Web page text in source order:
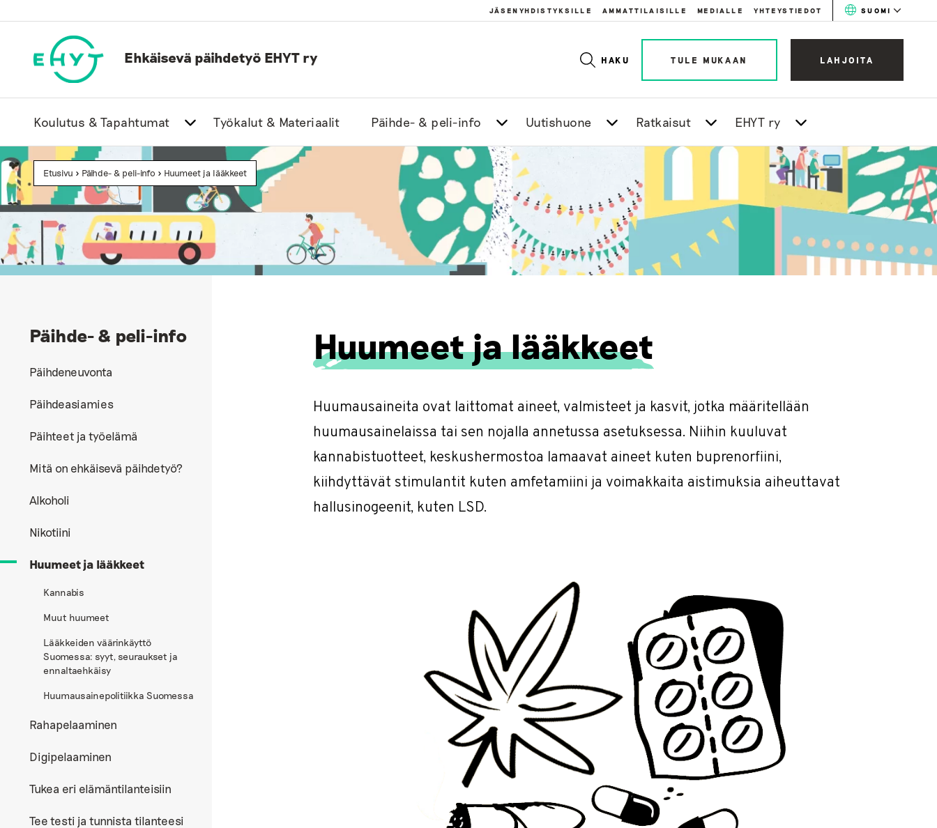
to
JÄSENYHDISTYKSILLE AMMATTILAISILLE MEDIALLE YHTEYSTIEDOT SUOMI
Ehkäisevä päihdetyö EHYT ry HAKU TULE MUKAAN LAHJOITA
Koulutus & Tapahtumat Työkalut & Materiaalit Päihde- & peli-info Uutishuone Ratkaisut EHYT ry
Etusivu > Päihde- & peli-info > Huumeet ja lääkkeet
Päihde- & peli-info
Päihdeneuvonta
Päihdeasiamies
Päihteet ja työelämä
Mitä on ehkäisevä päihdetyö?
Alkoholi
Nikotiini
Huumeet ja lääkkeet
Kannabis
Muut huumeet
Lääkkeiden väärinkäyttö
Suomessa: syyt, seuraukset ja
ennaltaehkäisy
Huumausainepolitiikka Suomessa
Rahapelaaminen
Digipelaaminen
Tukea eri elämäntilanteisiin
Tee testi ja tunnista tilanteesi
Huumeet ja lääkkeet
Huumausaineita ovat laittomat aineet, valmisteet ja kasvit, jotka määritellään
huumausainelaissa tai sen nojalla annetussa asetuksessa. Niihin kuuluvat
kannabistuotteet, keskushermostoa lamaavat aineet kuten buprenorfiini,
kiihdyttävät stimulantit kuten amfetamiini ja voimakkaita aistimuksia aiheuttavat
hallusinogeenit, kuten LSD.